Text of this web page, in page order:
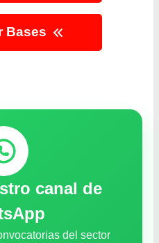
Bases
canal de
del sector